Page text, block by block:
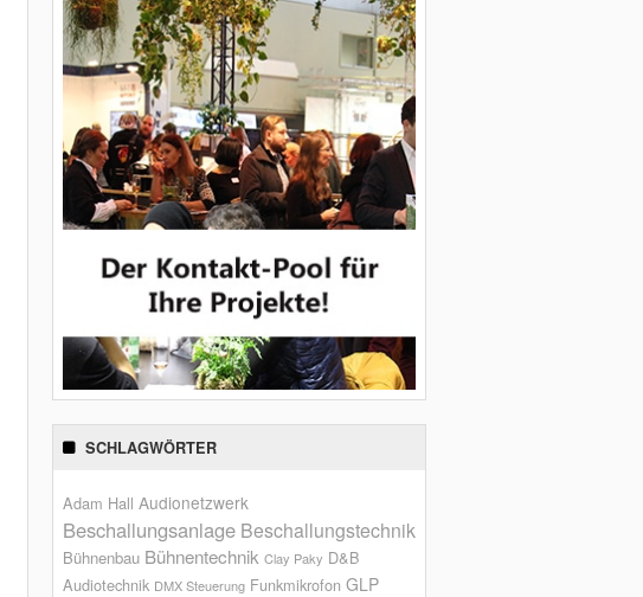
SCHLAGWÖRTER
Adam Hall Audionetzwerk
Beschallungsanlage Beschallungstechnik
Bühnenbau Bühnentechnik Clay Paky D&B
Audiotechnik DMX Steuerung Funkmikrofon GLP